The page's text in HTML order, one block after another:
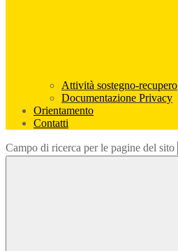
Attività sostegno-recupero
Documentazione Privacy
Orientamento
Contatti
Campo di ricerca per le pagine del sito